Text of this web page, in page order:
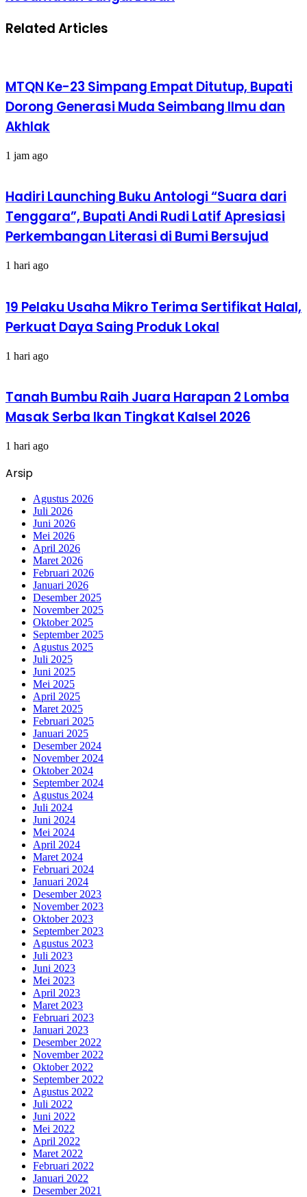
Related Articles
MTQN Ke-23 Simpang Empat Ditutup, Bupati
Dorong Generasi Muda Seimbang Ilmu dan
Akhlak
1 jam ago
Hadiri Launching Buku Antologi “Suara dari
Tenggara”, Bupati Andi Rudi Latif Apresiasi
Perkembangan Literasi di Bumi Bersujud
1 hari ago
19 Pelaku Usaha Mikro Terima Sertifikat Halal,
Perkuat Daya Saing Produk Lokal
1 hari ago
Tanah Bumbu Raih Juara Harapan 2 Lomba
Masak Serba Ikan Tingkat Kalsel 2026
1 hari ago
Arsip
Agustus 2026
Juli 2026
Juni 2026
Mei 2026
April 2026
Maret 2026
Februari 2026
Januari 2026
Desember 2025
November 2025
Oktober 2025
September 2025
Agustus 2025
Juli 2025
Juni 2025
Mei 2025
April 2025
Maret 2025
Februari 2025
Januari 2025
Desember 2024
November 2024
Oktober 2024
September 2024
Agustus 2024
Juli 2024
Juni 2024
Mei 2024
April 2024
Maret 2024
Februari 2024
Januari 2024
Desember 2023
November 2023
Oktober 2023
September 2023
Agustus 2023
Juli 2023
Juni 2023
Mei 2023
April 2023
Maret 2023
Februari 2023
Januari 2023
Desember 2022
November 2022
Oktober 2022
September 2022
Agustus 2022
Juli 2022
Juni 2022
Mei 2022
April 2022
Maret 2022
Februari 2022
Januari 2022
Desember 2021